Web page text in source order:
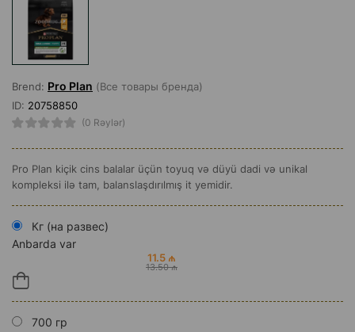
Brend: Pro Plan (Все товары бренда)
ID: 20758850
(0 Rəylər)
Pro Plan kiçik cins balalar üçün toyuq və düyü dadi və unikal
kompleksi ilə tam, balanslaşdırılmış it yemidir.
Кг (на развес)
Anbarda var
11.5 ₼
13.50 ₼
700 гр